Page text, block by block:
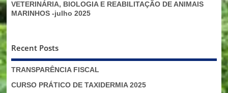
VETERINÁRIA, BIOLOGIA E REABILITAÇÃO DE ANIMAIS
MARINHOS -julho 2025
Recent Posts
TRANSPARÊNCIA FISCAL
CURSO PRÁTICO DE TAXIDERMIA 2025